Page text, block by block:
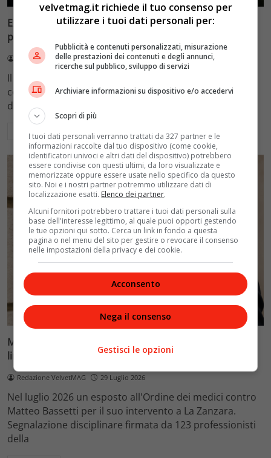
Ex Ilva, altri 100 milioni dal governo: il piano Giorgetti
per completare la cessione
Redazione VelvetMAG 29 Luglio 2026
Il governo stanzia 100 milioni per completare l'ex Ilva
cessione. Analizziamo il decreto Giorgetti e il futuro
dello stabilimento di Taranto.
Leggi di più
News
Matteo Bassetti all’Ordine dei medici: l’esposto per il
linguaggio a La Zanzara
Redazione VelvetMAG 29 Luglio 2026
Nel luglio 2026 un esposto all'Ordine dei medici contro
Matteo Bassetti per il suo intervento a La Zanzara.
Segnalazione disciplinare firmata da 123 professionisti
della
velvetmag.it richiede il tuo consenso per
utilizzare i tuoi dati personali per:
Pubblicità e contenuti personalizzati, misurazione
delle prestazioni dei contenuti e degli annunci,
ricerche sul pubblico, sviluppo di servizi
Archiviare informazioni su dispositivo e/o accedervi
Scopri di più
I tuoi dati personali verranno trattati da 327 partner e le
informazioni raccolte dal tuo dispositivo (come cookie,
identificatori univoci e altri dati del dispositivo) potrebbero
essere condivise con questi ultimi, da loro visualizzate e
memorizzate oppure essere usate nello specifico da questo
sito. Noi e i nostri partner potremmo utilizzare dati di
localizzazione esatti. Elenco dei partner.
Alcuni fornitori potrebbero trattare i tuoi dati personali sulla
base dell'interesse legittimo, al quale puoi opporti gestendo
le tue opzioni qui sotto. Cerca un link in fondo a questa
pagina o nel menu del sito per gestire o revocare il consenso
nelle impostazioni della privacy e dei cookie.
Acconsento
Nega il consenso
Gestisci le opzioni